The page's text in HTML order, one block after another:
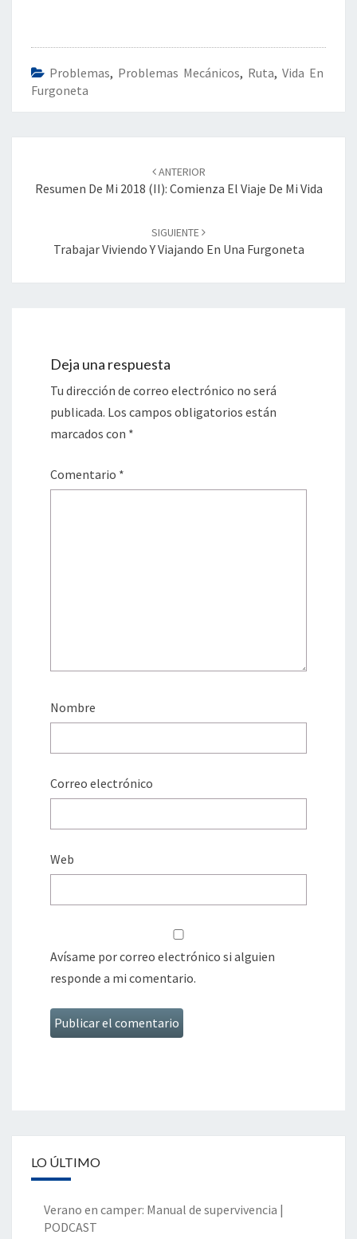
Problemas, Problemas Mecánicos, Ruta, Vida En
Furgoneta
entradas
ANTERIOR
Resumen De Mi 2018 (II): Comienza El Viaje De Mi Vida
SIGUIENTE
Trabajar Viviendo Y Viajando En Una Furgoneta
Deja una respuesta
Tu dirección de correo electrónico no será
publicada. Los campos obligatorios están
marcados con *
Comentario *
Nombre
Correo electrónico
Web
Avísame por correo electrónico si alguien
responde a mi comentario.
LO ÚLTIMO
Verano en camper: Manual de supervivencia |
PODCAST